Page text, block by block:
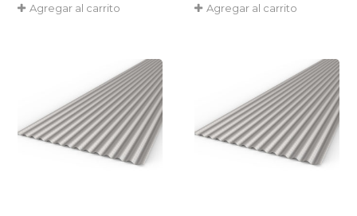
Agregar al carrito Agregar al carrito